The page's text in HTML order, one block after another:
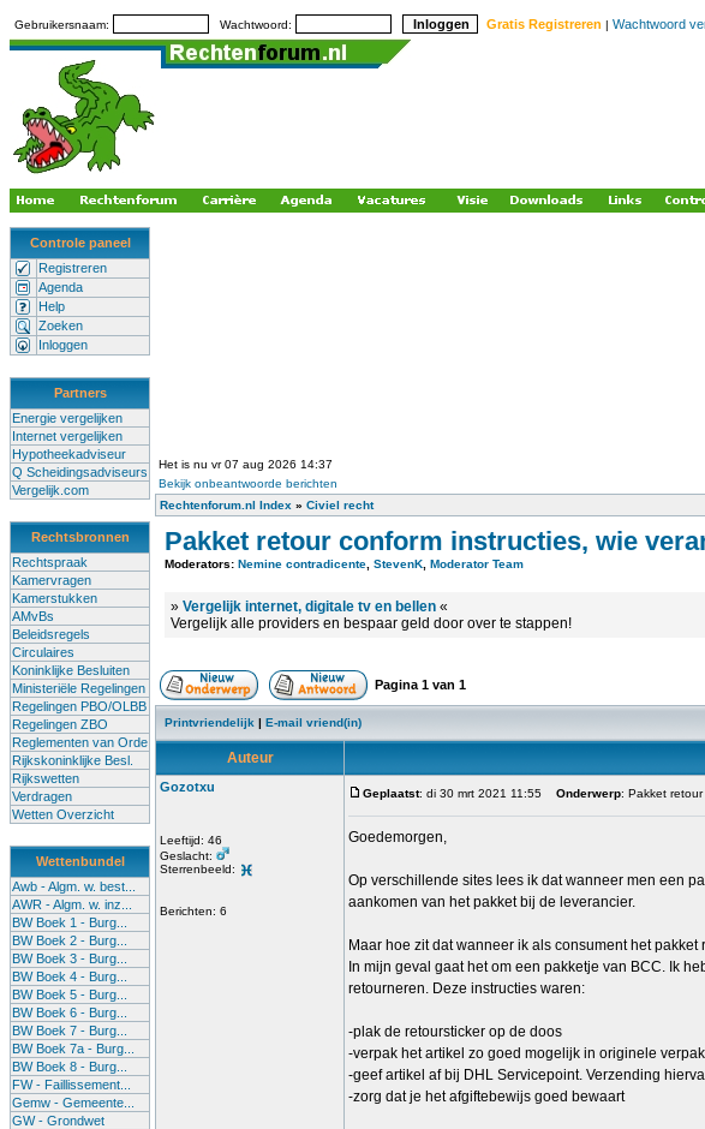
Gebruikersnaam: Wachtwoord: Gratis Registreren | Wachtwoord
Controle paneel
Registreren
Agenda
Help
Zoeken
Inloggen
Partners
Energie vergelijken
Internet vergelijken
Hypotheekadviseur
Q Scheidingsadviseurs
Vergelijk.com
Rechtsbronnen
Rechtspraak
Kamervragen
Kamerstukken
AMvBs
Beleidsregels
Circulaires
Koninklijke Besluiten
Ministeriële Regelingen
Regelingen PBO/OLBB
Regelingen ZBO
Reglementen van Orde
Rijkskoninklijke Besl.
Rijkswetten
Verdragen
Wetten Overzicht
Wettenbundel
Awb - Algm. w. best...
AWR - Algm. w. inz...
BW Boek 1 - Burg...
BW Boek 2 - Burg...
BW Boek 3 - Burg...
BW Boek 4 - Burg...
BW Boek 5 - Burg...
BW Boek 6 - Burg...
BW Boek 7 - Burg...
BW Boek 7a - Burg...
BW Boek 8 - Burg...
FW - Faillissement...
Gemw - Gemeente...
GW - Grondwet
Het is nu vr 07 aug 2026 14:37
Bekijk onbeantwoorde berichten
Rechtenforum.nl Index » Civiel recht
Pakket retour conform instructies, wie
Moderators: Nemine contradicente StevenK Moderator Team
» Vergelijk internet, digitale tv en bellen «
Vergelijk alle providers en bespaar geld door over te stappen!
Pagina 1 van 1
Printvriendelijk | E-mail vriend(in)
Auteur
Gozotxu
Leeftijd: 46
Geslacht:
Sterrenbeeld:
Berichten: 6
Geplaatst: di 30 mrt 2021 11:55 Onderwerp: Pakket
Goedemorgen,
Op verschillende sites lees ik dat wanneer men een
aankomen van het pakket bij de leverancier.
Maar hoe zit dat wanneer ik als consument het
In mijn geval gaat het om een pakketje van BCC. Ik
retourneren. Deze instructies waren:
-plak de retoursticker op de doos
-verpak het artikel zo goed mogelijk in originele
-geef artikel af bij DHL Servicepoint. Verzending
-zorg dat je het afgiftebewijs goed bewaart